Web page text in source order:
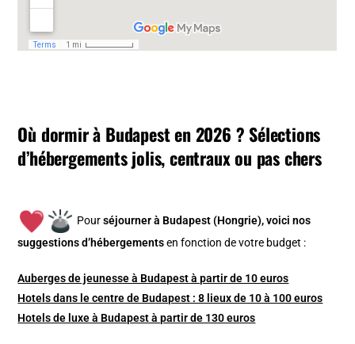
Où dormir à Budapest en 2026 ? Sélections
d’hébergements jolis, centraux ou pas chers
Pourséjourner à Budapest (Hongrie), voici nos
suggestions d’hébergements en fonction de votre budget :
Auberges de jeunesse à Budapest à partir de 10 euros
Hotels dans le centre de Budapest : 8 lieux de 10 à 100 euros
Hotels de luxe à Budapest à partir de 130 euros